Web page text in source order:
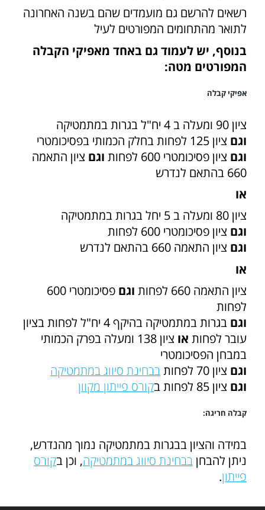
רשאים להרשם גם מועמדים שהם בשנה האחרונה
לתואר מהתחומים המפורטים לעיל
בנוסף, יש לעמוד גם באחד מאפיקי הקבלה
המפורטים מטה:
אפיקי קבלה
ציון 90 ומעלה ב 4 יח"ל בגרות במתמטיקה
וגם ציון 125 לפחות בחלק הכמותי בפסיכומטרי
וגם ציון פסיכומטרי 600 לפחות וגם ציון התאמה
660 בהתאם לנדרש
או
ציון 80 ומעלה ב 5 יחל בגרות במתמטיקה
וגם ציון פסיכומטרי 600 לפחות
וגם ציון התאמה 660 בהתאם לנדרש
או
ציון התאמה 660 לפחות
וגם
פסיכומטרי 600
לפחות
וגם
בגרות במתמטיקה בהיקף 4 יח"ל לפחות בציון
עובר לפחות או
ציון 138 ומעלה בפרק הכמותי
במבחן הפסיכומטרי
וגם ציון 70 לפחות
בבחינת סיווג במתמטיקה
וגם ציון 85 לפחות ב קורס פייתון מקוון
קבלה חריגה:
במידה והציון בבגרות במתמטיקה נמוך מהנדרש,
ניתן להבחןבבחינת סיווג במתמטיקה, וכן בקורס
פייתון.